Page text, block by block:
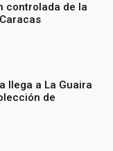
controlada de la
llega a La Guaira
de